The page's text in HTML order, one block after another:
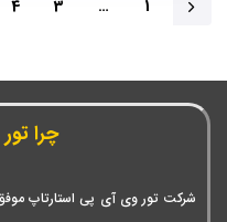
1
…
3
4
چرا
شرکت تور وی آی پی استارتاپ